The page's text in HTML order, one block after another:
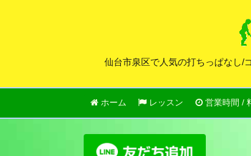
仙台市泉区で人気の打ちっぱなし/
ホーム レッスン 営業時間 /